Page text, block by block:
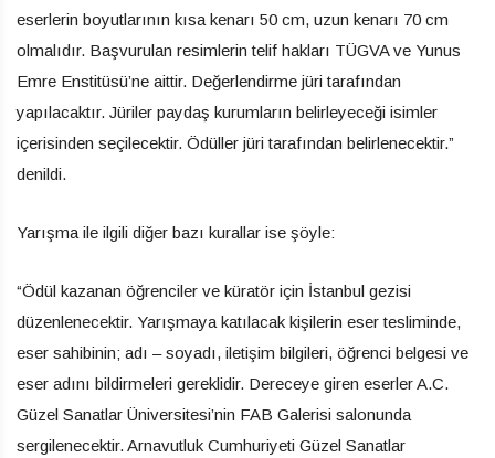
eserlerin boyutlarının kısa kenarı 50 cm, uzun kenarı 70 cm
olmalıdır. Başvurulan resimlerin telif hakları TÜGVA ve Yunus
Emre Enstitüsü’ne aittir. Değerlendirme jüri tarafından
yapılacaktır. Jüriler paydaş kurumların belirleyeceği isimler
içerisinden seçilecektir. Ödüller jüri tarafından belirlenecektir.”
denildi.
Yarışma ile ilgili diğer bazı kurallar ise şöyle:
“Ödül kazanan öğrenciler ve küratör için İstanbul gezisi
düzenlenecektir. Yarışmaya katılacak kişilerin eser tesliminde,
eser sahibinin; adı – soyadı, iletişim bilgileri, öğrenci belgesi ve
eser adını bildirmeleri gereklidir. Dereceye giren eserler A.C.
Güzel Sanatlar Üniversitesi’nin FAB Galerisi salonunda
sergilenecektir. Arnavutluk Cumhuriyeti Güzel Sanatlar